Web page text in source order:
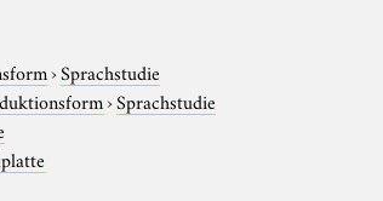
›Sprachstudie
›Sprachstudie